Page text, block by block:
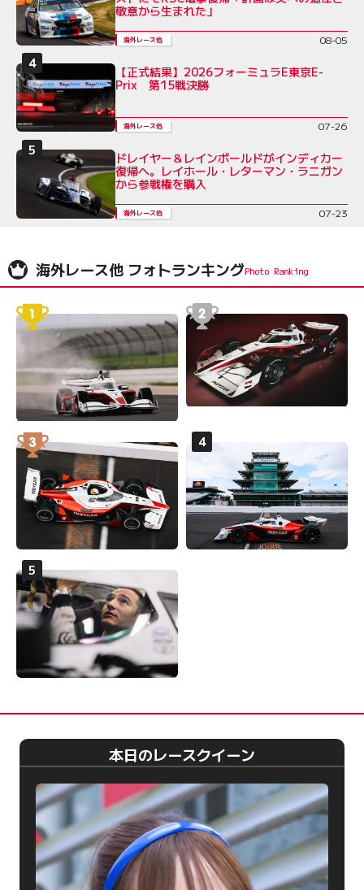
敬意から生まれた」
海外レース他 08-05
【正式結果】2026フォーミュラE東京E-
Prix 第15戦決勝
海外レース他 07-26
ドレイヤー＆レインボールドがインディカー
復帰へ。レイホール・レターマン・ラニガン
から参戦権を購入
海外レース他 07-23
海外レース他 フォトランキング
本日のレースクイーン